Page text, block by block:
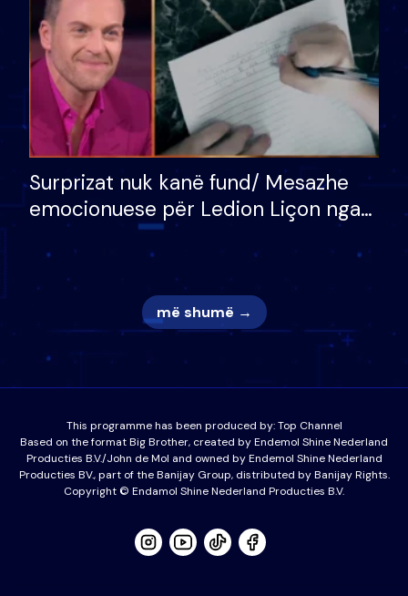
Surprizat nuk kanë fund/ Mesazhe
emocionuese për Ledion Liçon nga
nëna dhe fëmijët e tij, moderatori
nuk i mban dot lotët: Nuk meritoj…
më shumë →
This programme has been produced by:Top Channel
Based on the format Big Brother, created by Endemol Shine Nederland
Producties B.V./John de Mol and owned by Endemol Shine Nederland
Producties BV., part of the Banijay Group, distributed by Banijay Rights.
Copyright © Endamol Shine Nederland Producties B.V.